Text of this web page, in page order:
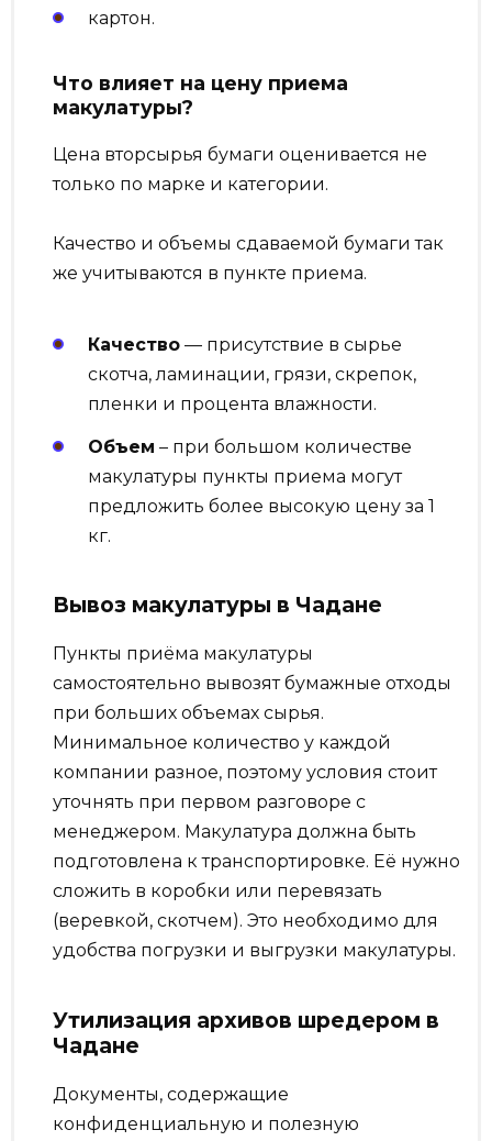
картон.
Что влияет на цену приема
макулатуры?
Цена вторсырья бумаги оценивается не
только по марке и категории.
Качество и объемы сдаваемой бумаги так
же учитываются в пункте приема.
Качество — присутствие в сырье
скотча, ламинации, грязи, скрепок,
пленки и процента влажности.
Объем – при большом количестве
макулатуры пункты приема могут
предложить более высокую цену за 1
кг.
Вывоз макулатуры в Чадане
Пункты приёма макулатуры
самостоятельно вывозят бумажные отходы
при больших объемах сырья.
Минимальное количество у каждой
компании разное, поэтому условия стоит
уточнять при первом разговоре с
менеджером. Макулатура должна быть
подготовлена к транспортировке. Её нужно
сложить в коробки или перевязать
(веревкой, скотчем). Это необходимо для
удобства погрузки и выгрузки макулатуры.
Утилизация архивов шредером в
Чадане
Документы, содержащие
конфиденциальную и полезную